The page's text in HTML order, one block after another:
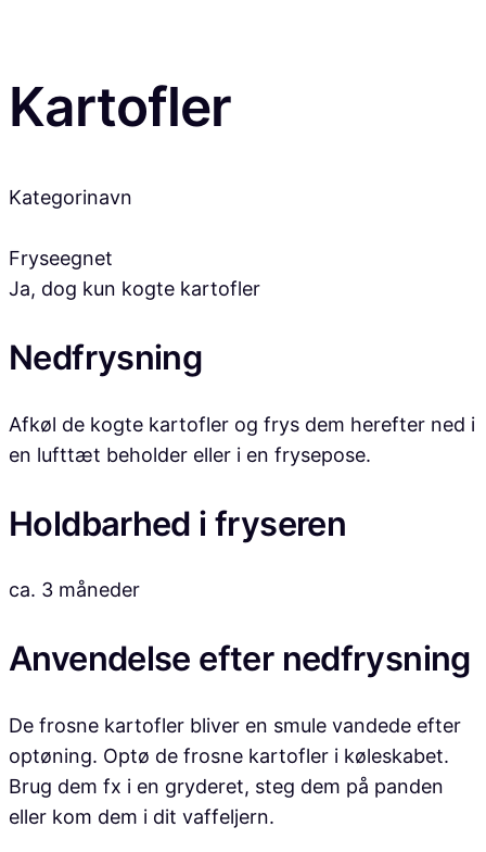
Kartofler
Kategorinavn
Fryseegnet
Ja, dog kun kogte kartofler
Nedfrysning
Afkøl de kogte kartofler og frys dem herefter ned i
en lufttæt beholder eller i en frysepose.
Holdbarhed i fryseren
ca. 3 måneder
Anvendelse efter nedfrysning
De frosne kartofler bliver en smule vandede efter
optøning. Optø de frosne kartofler i køleskabet.
Brug dem fx i en gryderet, steg dem på panden
eller kom dem i dit vaffeljern.